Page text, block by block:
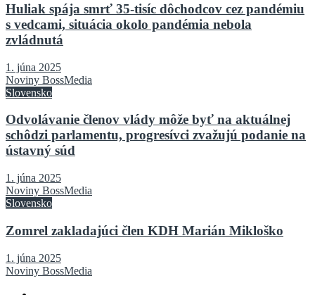
Huliak spája smrť 35-tisíc dôchodcov cez pandémiu
s vedcami, situácia okolo pandémia nebola
zvládnutá
1. júna 2025
Noviny BossMedia
Slovensko
Odvolávanie členov vlády môže byť na aktuálnej
schôdzi parlamentu, progresívci zvažujú podanie na
ústavný súd
1. júna 2025
Noviny BossMedia
Slovensko
Zomrel zakladajúci člen KDH Marián Mikloško
1. júna 2025
Noviny BossMedia